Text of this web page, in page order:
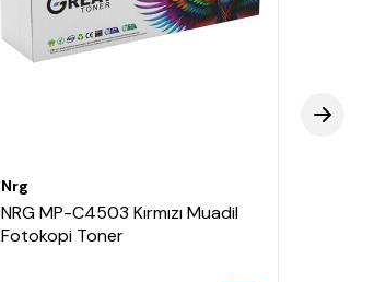
Nrg
NRG MP-C4503 Kırmızı Muadil
Fotokopi Toner